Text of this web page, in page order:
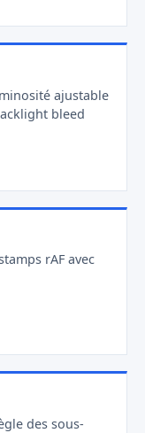
ajustable
bleed
rAF avec
des sous-